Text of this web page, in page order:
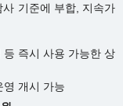
사 기준에 부합, 지속가
즉시 사용 가능한 상
영 개시 가능